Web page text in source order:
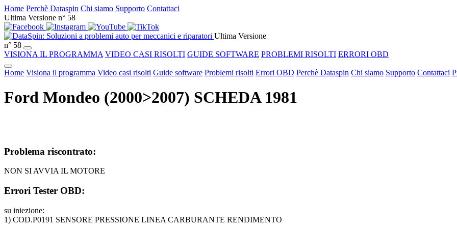
Home Perchè Dataspin Chi siamo Supporto Contattaci
Ultima Versione n° 58
Ultima Versione
n° 58
VISIONA IL PROGRAMMA VIDEO CASI RISOLTI GUIDE SOFTWARE PROBLEMI RISOLTI ERRORI OBD
Home Visiona il programma Video casi risolti Guide software Problemi risolti Errori OBD Perchè Dataspin Chi siamo Supporto Contattaci
Ford Mondeo (2000>2007) SCHEDA 1981
Problema riscontrato:
NON SI AVVIA IL MOTORE
Errori Tester OBD:
su iniezione:
1) COD.P0191 SENSORE PRESSIONE LINEA CARBURANTE RENDIMENTO